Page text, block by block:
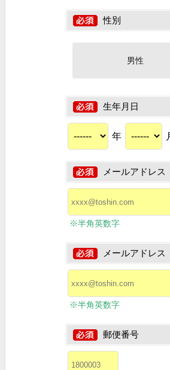
性別
男性
生年月日
年
メールアドレス
※半角英数字
メールアドレス
※半角英数字
郵便番号